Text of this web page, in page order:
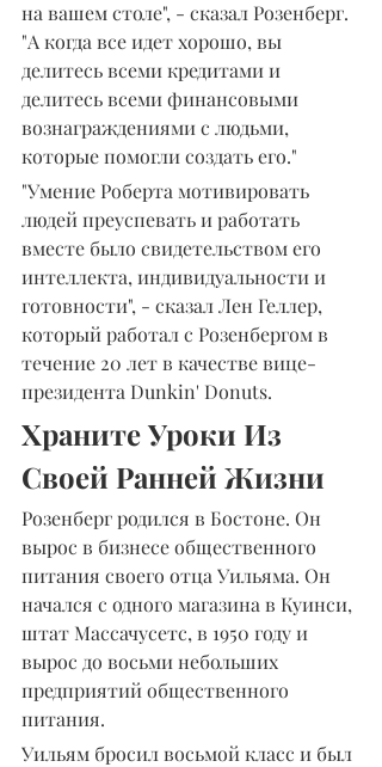
на вашем столе", - сказал Розенберг.
"А когда все идет хорошо, вы
делитесь всеми кредитами и
делитесь всеми финансовыми
вознаграждениями с людьми,
которые помогли создать его."
"Умение Роберта мотивировать
людей преуспевать и работать
вместе было свидетельством его
интеллекта, индивидуальности и
готовности", - сказал Лен Геллер,
который работал с Розенбергом в
течение 20 лет в качестве вице-
президента Dunkin' Donuts.
Храните Уроки Из
Своей Ранней Жизни
Розенберг родился в Бостоне. Он
вырос в бизнесе общественного
питания своего отца Уильяма. Он
начался с одного магазина в Куинси,
штат Массачусетс, в 1950 году и
вырос до восьми небольших
предприятий общественного
питания.
Уильям бросил восьмой класс и был